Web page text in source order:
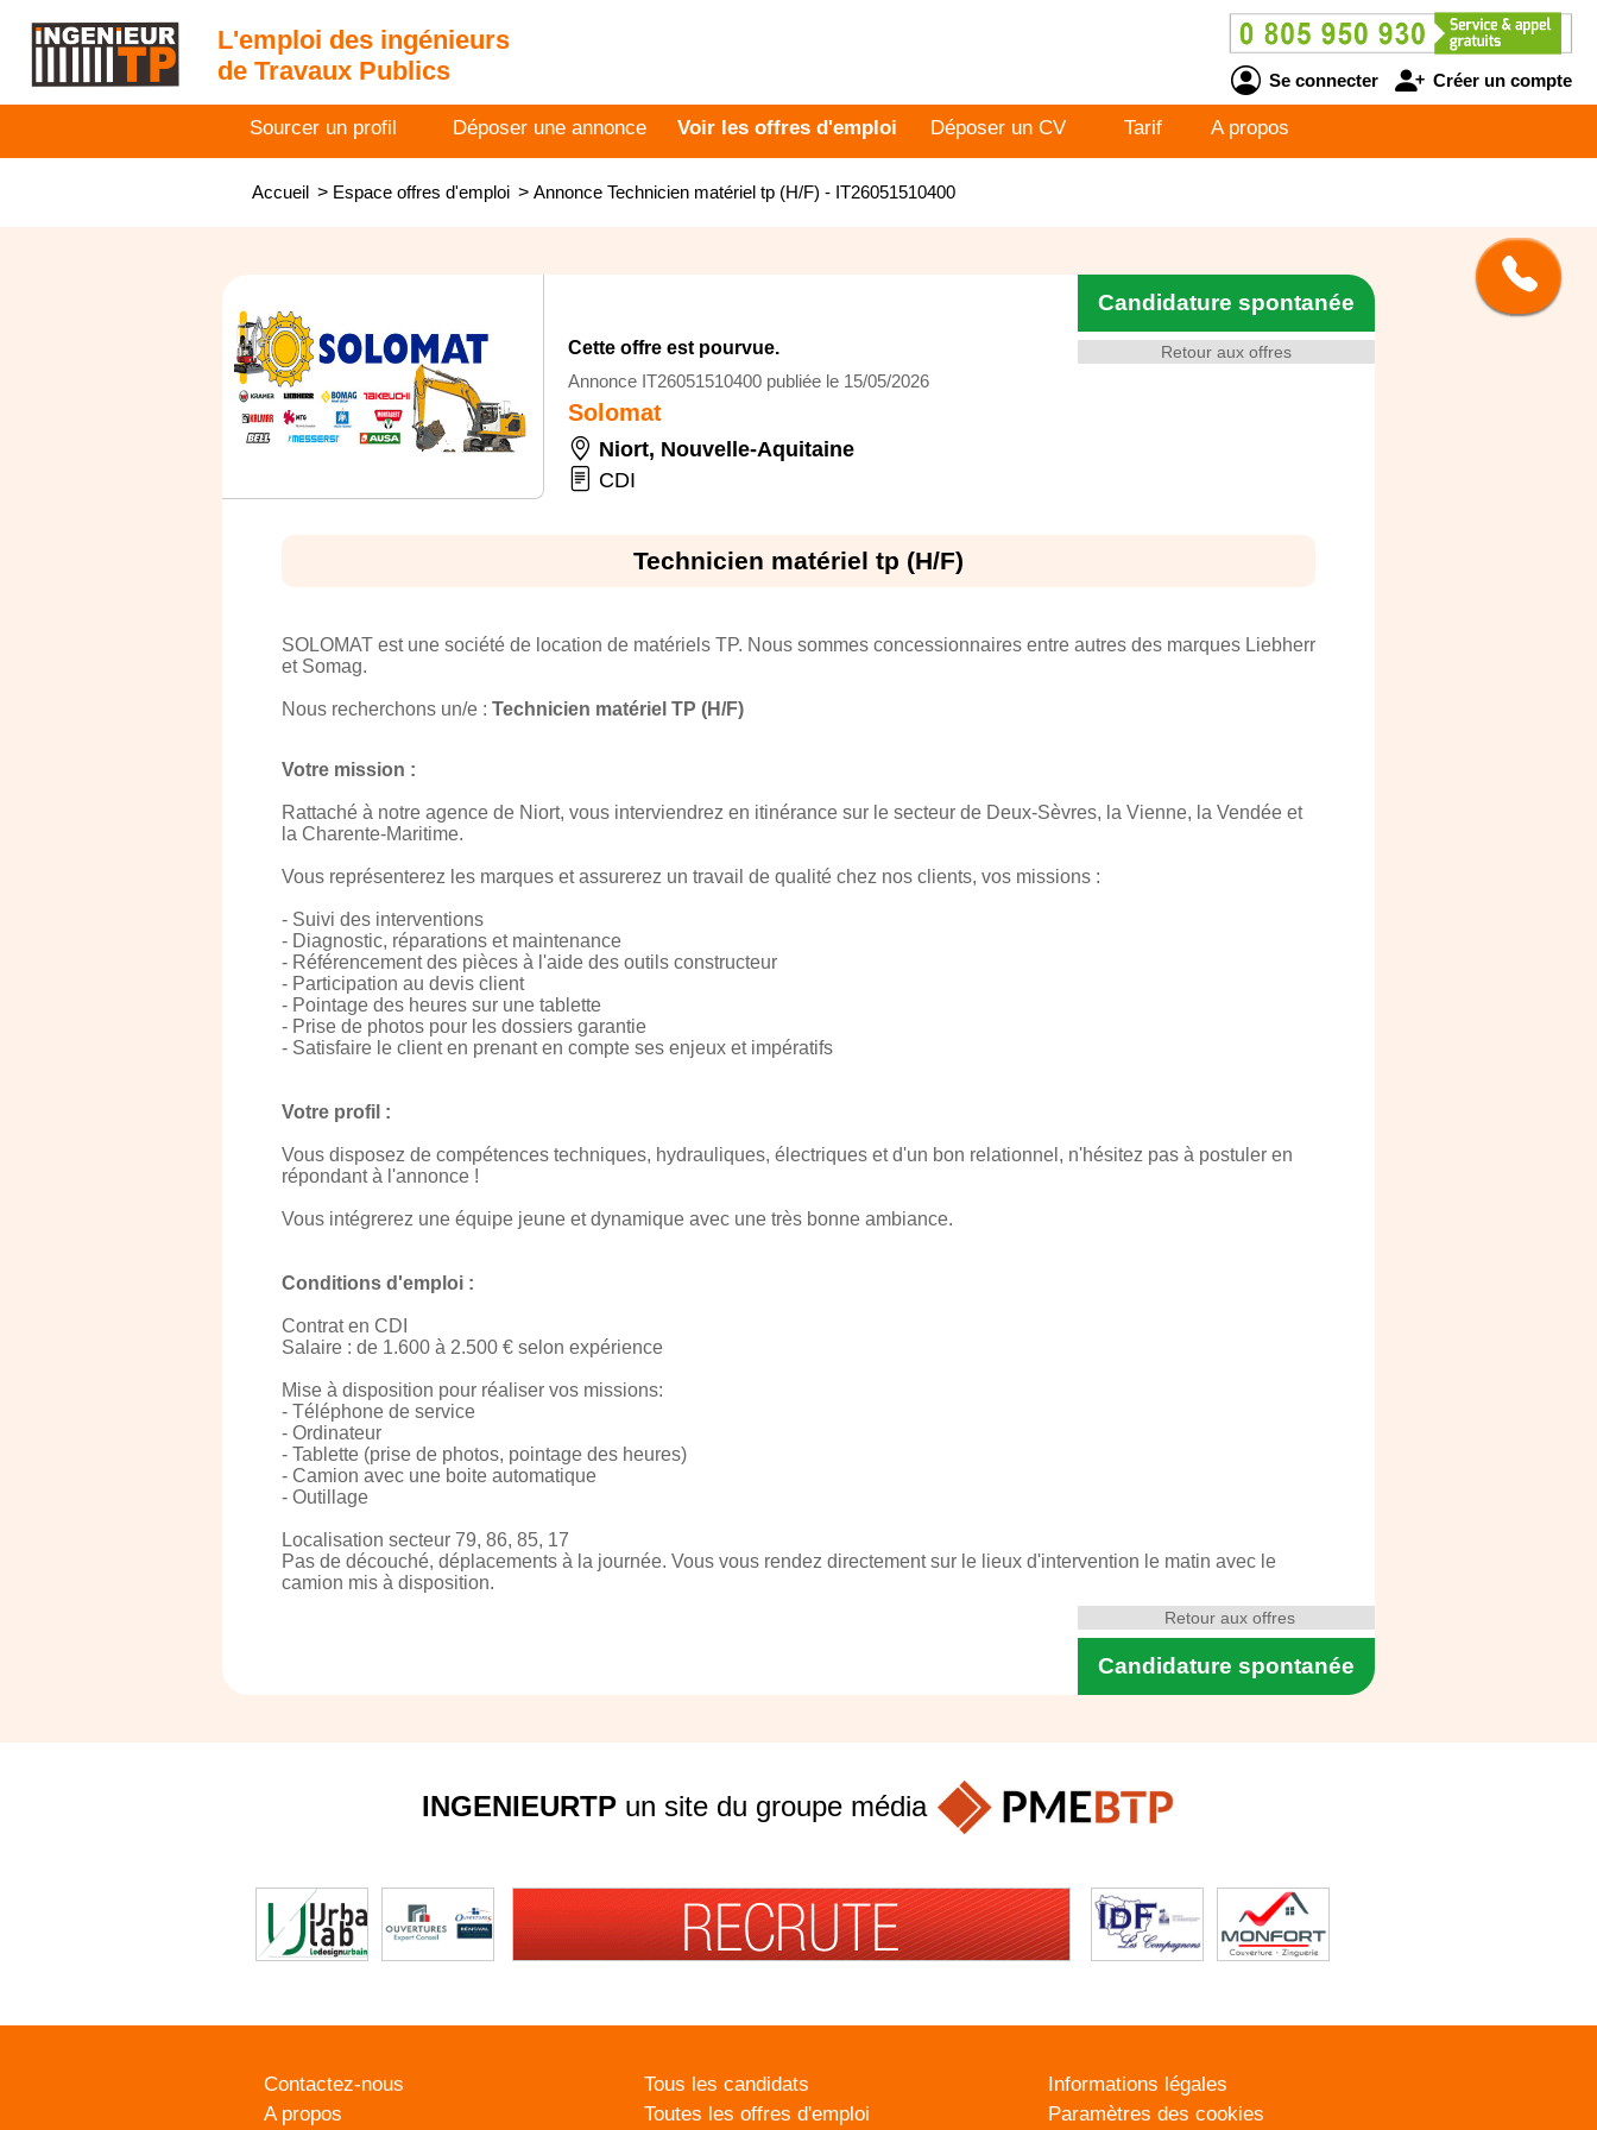
L'emploi des ingénieurs
de Travaux Publics
Se connecter Créer un compte
Sourcer un profil Déposer une annonce Voir les offres d'emploi Déposer un CV Tarif A propos
Accueil > Espace offres d'emploi > Annonce Technicien matériel tp (H/F) - IT26051510400
Retour aux offres
Candidature spontanée
Cette offre est pourvue.
Annonce IT26051510400 publiée le 15/05/2026
Solomat
Niort, Nouvelle-Aquitaine
CDI
Technicien matériel tp (H/F)
SOLOMAT est une société de location de matériels TP. Nous sommes concessionnaires entre autres des marques Liebherr
et Somag.
Nous recherchons un/e : Technicien matériel TP (H/F)
Votre mission :
Rattaché à notre agence de Niort, vous interviendrez en itinérance sur le secteur de Deux-Sèvres, la Vienne, la Vendée et
la Charente-Maritime.
Vous représenterez les marques et assurerez un travail de qualité chez nos clients, vos missions :
- Suivi des interventions
- Diagnostic, réparations et maintenance
- Référencement des pièces à l'aide des outils constructeur
- Participation au devis client
- Pointage des heures sur une tablette
- Prise de photos pour les dossiers garantie
- Satisfaire le client en prenant en compte ses enjeux et impératifs
Votre profil :
Vous disposez de compétences techniques, hydrauliques, électriques et d'un bon relationnel, n'hésitez pas à postuler en
répondant à l'annonce !
Vous intégrerez une équipe jeune et dynamique avec une très bonne ambiance.
Conditions d'emploi :
Contrat en CDI
Salaire : de 1.600 à 2.500 € selon expérience
Mise à disposition pour réaliser vos missions:
- Téléphone de service
- Ordinateur
- Tablette (prise de photos, pointage des heures)
- Camion avec une boite automatique
- Outillage
Localisation secteur 79, 86, 85, 17
Pas de découché, déplacements à la journée. Vous vous rendez directement sur le lieux d'intervention le matin avec le
camion mis à disposition.
Candidature spontanée
Retour aux offres
INGENIEURTPun site du groupe média
Contactez-nous
A propos
Tous les candidats
Toutes les offres d'emploi
Informations légales
Paramètres des cookies